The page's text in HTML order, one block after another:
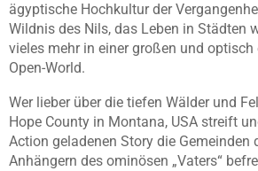
ägyptische Hochkultur der
Wildnis des Nils, das Leben in Städten
vieles mehr in einer großen und
Open-World.
Wer lieber über die tiefen Wälder und
Hope County in Montana, USA streift
Action geladenen Story die Gemeinden
Anhängern des ominösen „Vaters“